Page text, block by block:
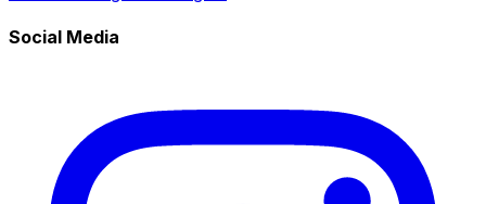
Social Media